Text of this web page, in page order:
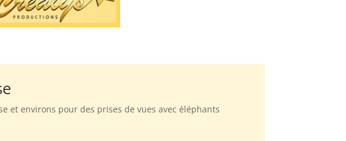
et environs pour des prises de vues avec éléphants